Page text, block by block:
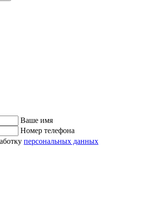
Ваше имя
Номер телефона
персональных данных